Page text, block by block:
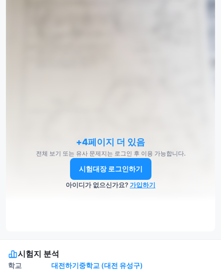
+4페이지 더 있음
전체 보기 또는 유사 문제지는 로그인 후 이용 가능합니다.
시험대장 로그인하기
아이디가 없으신가요?가입하기
시험지 분석
학교
대전하기중학교 (대전 유성구)